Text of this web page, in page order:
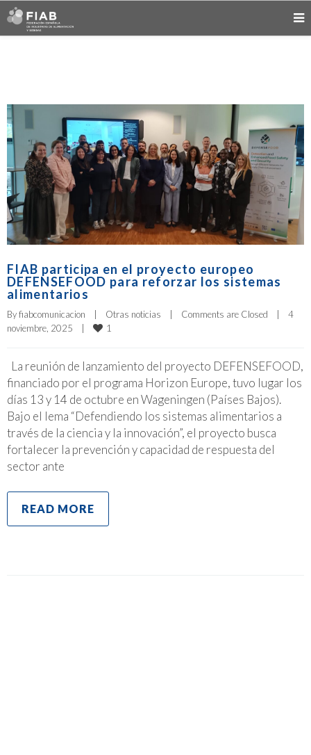
FIAB participa en el proyecto europeo
DEFENSEFOOD para reforzar los sistemas
alimentarios
By fiabcomunicacion | Otras noticias | Comments are Closed |
4
noviembre, 2025
| 1
La reunión de lanzamiento del proyecto DEFENSEFOOD,
financiado por el programa Horizon Europe, tuvo lugar los
días 13 y 14 de octubre en Wageningen (Países Bajos).
Bajo el lema “Defendiendo los sistemas alimentarios a
través de la ciencia y la innovación”, el proyecto busca
fortalecer la prevención y capacidad de respuesta del
sector ante
READ MORE